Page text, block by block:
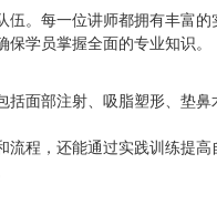
。每一位讲师都拥有丰富
学员掌握全面的专业知识。
面部注射、吸脂塑形、垫
程，还能通过实践训练提